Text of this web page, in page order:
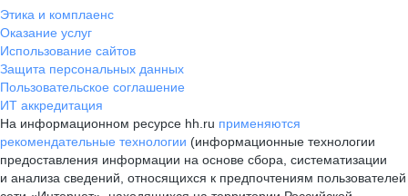
Этика и комплаенс
Оказание услуг
Использование сайтов
Защита персональных данных
Пользовательское соглашение
ИТ аккредитация
На информационном ресурсе hh.ru применяются
рекомендательные технологии (информационные технологии
предоставления информации на основе сбора, систематизации
и анализа сведений, относящихся к предпочтениям пользователей